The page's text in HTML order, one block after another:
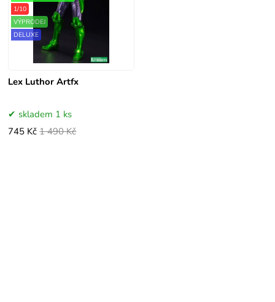
Lex Luthor Artfx
1/10
VÝPRODEJ
DELUXE
skladem 1 ks
745 Kč 1 490 Kč